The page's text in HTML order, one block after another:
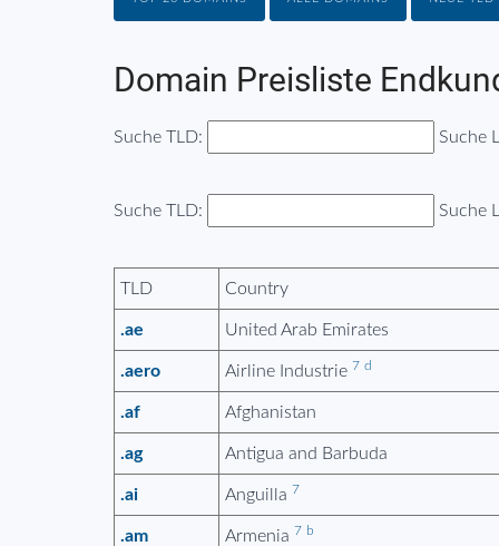
Domain Preisliste
Suche TLD: Suche
Suche TLD: Suche
TLD Country
.ae United Arab Emirates
.aero Airline Industrie 7 d
.af Afghanistan
.ag Antigua and Barbuda
.ai Anguilla 7
.am Armenia 7 b